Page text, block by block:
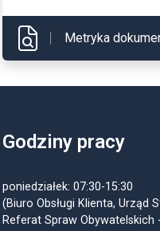
Metryka
Godziny pracy
poniedziałek: 07:30-15:30
(Biuro Obsługi Klienta, Urząd
Referat Spraw Obywatelskich